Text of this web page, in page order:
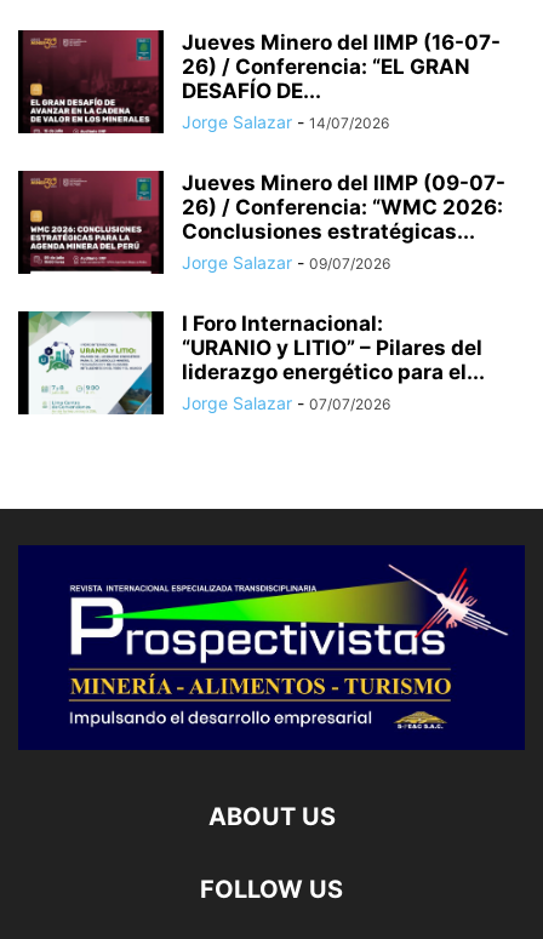
Jueves Minero del IIMP (16-07-
26) / Conferencia: “EL GRAN
DESAFÍO DE...
Jorge Salazar - 14/07/2026
Jueves Minero del IIMP (09-07-
26) / Conferencia: “WMC 2026:
Conclusiones estratégicas...
Jorge Salazar - 09/07/2026
I Foro Internacional:
“URANIO y LITIO” – Pilares del
liderazgo energético para el...
Jorge Salazar - 07/07/2026
ABOUT US
FOLLOW US